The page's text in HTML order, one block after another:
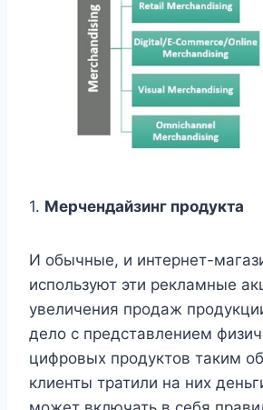
1. Мерчендайзинг продукта
И обычные, и интернет-
используют эти рекламные
увеличения продаж
дело с представлением
цифровых продуктов таким
клиенты тратили на них